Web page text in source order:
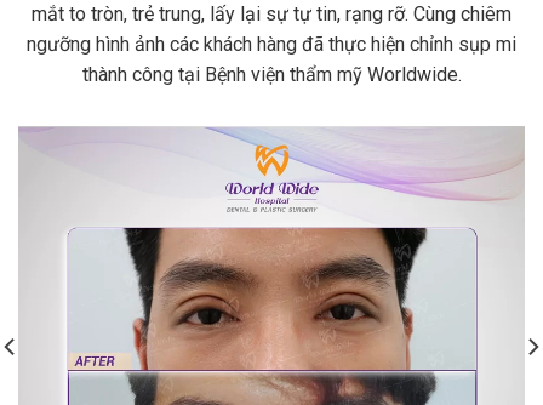
mắt to tròn, trẻ trung, lấy lại sự tự tin, rạng rỡ. Cùng chiêm
ngưỡng hình ảnh các khách hàng đã thực hiện chỉnh sụp mi
thành công tại Bệnh viện thẩm mỹ Worldwide.